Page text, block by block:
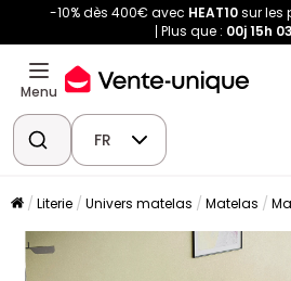
-10% dès 400€ avec HEAT10sur les
Plus que : 00j 15h
Menu
FR
Literie Univers matelas Matelas